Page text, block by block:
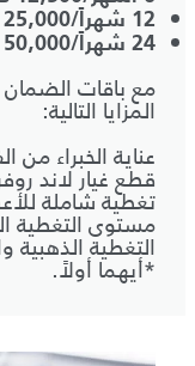
12 شهراً/25,000 كم*
24 شهراً/50,000 كم*
مع باقات
المزايا التالية:
عناية الخبراء من
قطع غيار لاند
تغطية شاملة
مستوى التغطية
التغطية الذهبية
*أيهما أولاً.